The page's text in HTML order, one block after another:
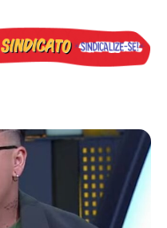
e repúdio aos